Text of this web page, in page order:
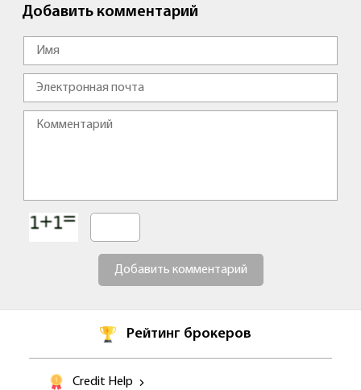
Добавить комментарий
Добавить комментарий
Рейтинг брокеров
Credit Help